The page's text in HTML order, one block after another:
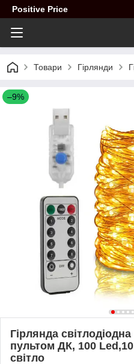
Positive Price
Товари Гірлянди
–9%
Гірлянда
пультом ДК, 100
світло